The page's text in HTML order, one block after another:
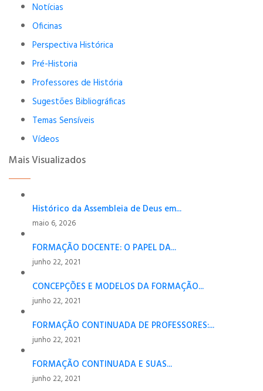
Notícias
Oficinas
Perspectiva Histórica
Pré-Historia
Professores de História
Sugestões Bibliográficas
Temas Sensíveis
Vídeos
Mais Visualizados
Histórico da Assembleia de Deus em...
maio 6, 2026
FORMAÇÃO DOCENTE: O PAPEL DA...
junho 22, 2021
CONCEPÇÕES E MODELOS DA FORMAÇÃO...
junho 22, 2021
FORMAÇÃO CONTINUADA DE PROFESSORES:...
junho 22, 2021
FORMAÇÃO CONTINUADA E SUAS...
junho 22, 2021